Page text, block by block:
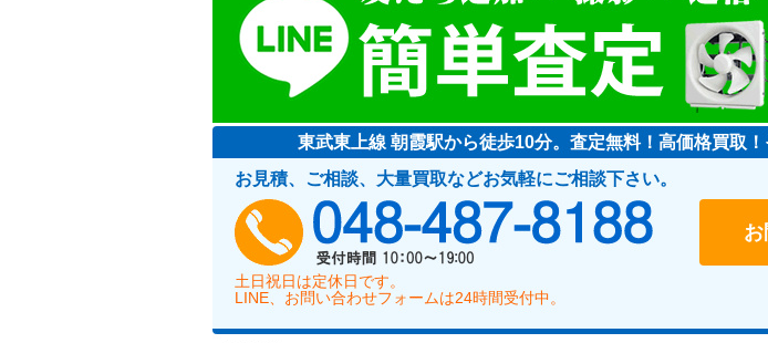
東武東上線 朝霞駅から徒歩10分。査定無料！高価格買取！
お見積、ご相談、大量買取などお気軽にご相談下さい。
048-487-8188
土日祝日は定休日です。
LINE、お問い合わせフォームは24時間受付中。